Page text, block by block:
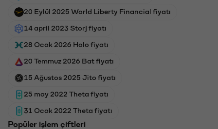
20 Eylül 2025 World Liberty Financial fiyatı
14 april 2023 Storj fiyatı
28 Ocak 2026 Holo fiyatı
20 Temmuz 2026 Bat fiyatı
15 Ağustos 2025 Jito fiyatı
25 may 2022 Theta fiyatı
31 Ocak 2022 Theta fiyatı
Popüler işlem çiftleri